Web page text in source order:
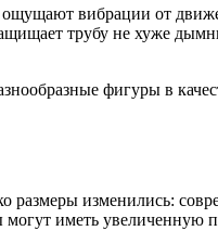
вибрации от
трубу не хуже
фигуры в
размеры изменились:
иметь увеличенную